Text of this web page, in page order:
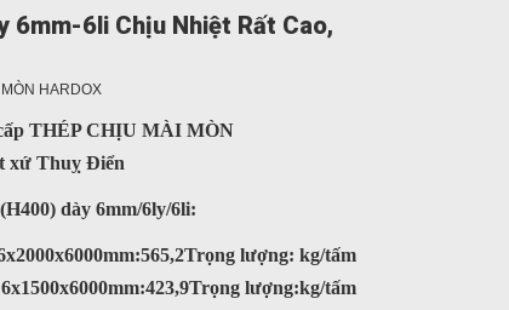
6mm-6li Chịu Nhiệt Rất Cao,
HARDOX
THÉP CHỊU MÀI MÒN
xứ Thuỵ Điển
dày 6mm/6ly/6li:
lượng: kg/tấm
lượng:kg/tấm